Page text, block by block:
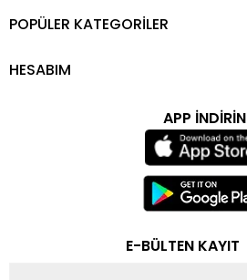
POPÜLER KATEGORİLER
HESABIM
APP İNDİRİN
E-BÜLTEN KAYIT